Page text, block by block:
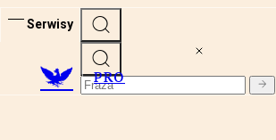
Serwisy
PRO